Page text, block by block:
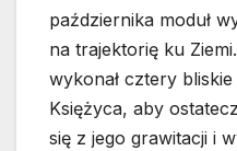
października moduł
na trajektorię ku
wykonał cztery
Księżyca, aby
się z jego grawitacji i